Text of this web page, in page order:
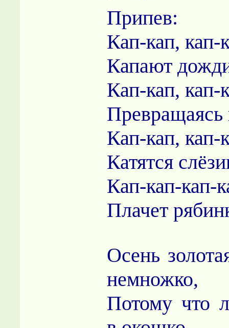
Припев:
Кап-кап, кап-
Капают
Кап-кап, кап-
Превращаясь
Кап-кап, кап-
Катятся
Кап-кап-кап-
Плачет
Осень
немножко,
Потому что